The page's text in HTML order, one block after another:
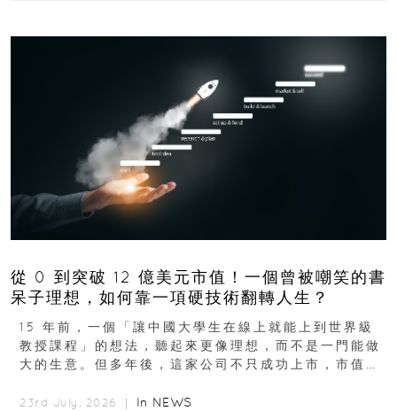
從 0 到突破 12 億美元市值！一個曾被嘲笑的書
呆子理想，如何靠一項硬技術翻轉人生？
15 年前，一個「讓中國大學生在線上就能上到世界級
教授課程」的想法，聽起來更像理想，而不是一門能做
大的生意。但多年後，這家公司不只成功上市，市值更
23rd July, 2026 ｜ In NEWS